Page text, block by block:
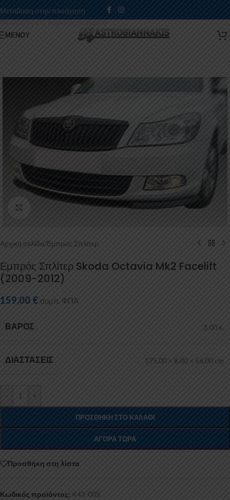
Μετάβαση στην πλοήγηση
Μετάβαση στο κύριο περιεχόμενο
ΜΕΝΟΎ
Κάντε κλικ για μεγέθυνση
Αρχική σελίδα/Εμπρός Σπλίτερ
Εμπρός Σπλίτερ Skoda Octavia Mk2 Facelift
(2009-2012)
159,00 € συμπ. ΦΠΑ
ΒΆΡΟΣ 3,00 κ.
ΔΙΑΣΤΆΣΕΙΣ 175,00 × 8,00 × 56,00 cm
- +
ΠΡΟΣΘΉΚΗ ΣΤΟ ΚΑΛΆΘΙ
ΑΓΟΡΆ ΤΏΡΑ
Προσθήκη στη λίστα
Κωδικός προϊόντος: K43-005